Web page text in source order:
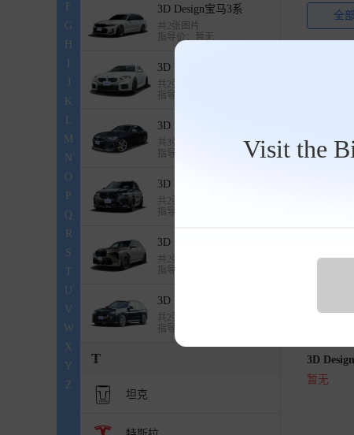
Visit the
F
G
H
J
K
L
M
N
O
P
Q
R
S
T
U
V
W
X
Y
Z
3D Design宝马3系
共2张图片
指导价：暂无
3D Design宝马M2
共2张图片
指导价：暂无
3D Design宝马2系
共3张图片
指导价：暂无
3D Design宝马X5
共2张图片
指导价：暂无
3D Design宝马X7
共2张图片
指导价：暂无
3D Design宝马X3
共2张图片
指导价：暂无
T
坦克
全部
3D
暂无